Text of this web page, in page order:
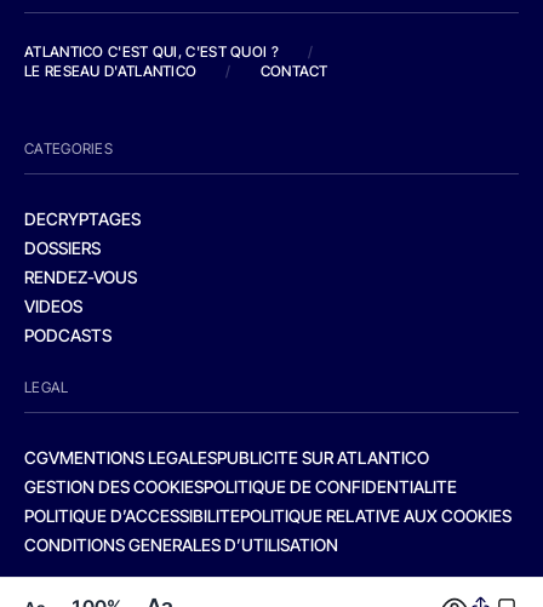
ATLANTICO C'EST QUI, C'EST QUOI ?
/
LE RESEAU D'ATLANTICO
/ CONTACT
CATEGORIES
DECRYPTAGES
DOSSIERS
RENDEZ-VOUS
VIDEOS
PODCASTS
LEGAL
CGVMENTIONS LEGALESPUBLICITE SUR ATLANTICO
GESTION DES COOKIESPOLITIQUE DE CONFIDENTIALITE
POLITIQUE D’ACCESSIBILITEPOLITIQUE RELATIVE AUX COOKIES
CONDITIONS GENERALES D’UTILISATION